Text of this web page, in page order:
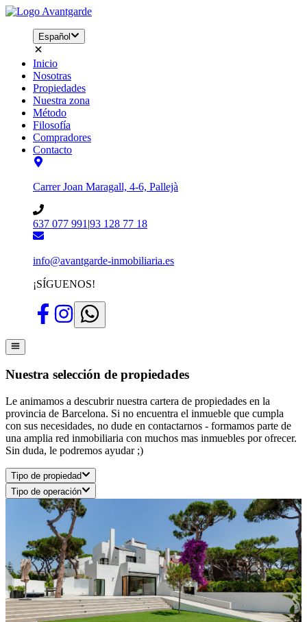
Español
Inicio
Nosotras
Propiedades
Nuestra zona
Método
Filosofía
Compradores
Contacto
Carrer Joan Maragall, 4-6, Pallejà
637 077 991 |93 128 77 18
info@avantgarde-inmobiliaria.es
¡SÍGUENOS!
Nuestra selección de propiedades
Le animamos a descubrir nuestra cartera de propiedades en la
provincia de Barcelona. Si no encuentra el inmueble que cumpla
con sus necesidades, no dude en contactarnos - formamos parte de
una amplia red inmobiliaria con muchos mas inmuebles por ofrecer.
Sin duda, le podremos ayudar ;)
Tipo de propiedad
Tipo de operación